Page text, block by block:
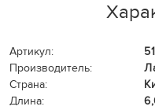
Артикул:
Производитель:
Страна:
Длина: